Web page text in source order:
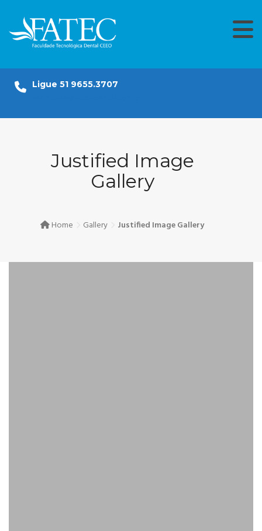
content
Ligue 51 9655.3707
Justified Image
Gallery
Home Gallery Justified Image Gallery